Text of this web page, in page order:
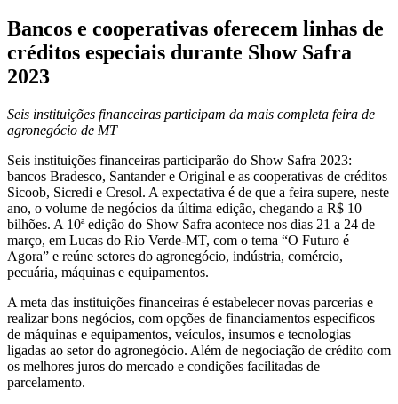
Bancos e cooperativas oferecem linhas de
créditos especiais durante Show Safra
2023
Seis instituições financeiras participam da mais completa feira de
agronegócio de MT
Seis instituições financeiras participarão do Show Safra 2023:
bancos Bradesco, Santander e Original e as cooperativas de créditos
Sicoob, Sicredi e Cresol. A expectativa é de que a feira supere, neste
ano, o volume de negócios da última edição, chegando a R$ 10
bilhões. A 10ª edição do Show Safra acontece nos dias 21 a 24 de
março, em Lucas do Rio Verde-MT, com o tema “O Futuro é
Agora” e reúne setores do agronegócio, indústria, comércio,
pecuária, máquinas e equipamentos.
A meta das instituições financeiras é estabelecer novas parcerias e
realizar bons negócios, com opções de financiamentos específicos
de máquinas e equipamentos, veículos, insumos e tecnologias
ligadas ao setor do agronegócio. Além de negociação de crédito com
os melhores juros do mercado e condições facilitadas de
parcelamento.